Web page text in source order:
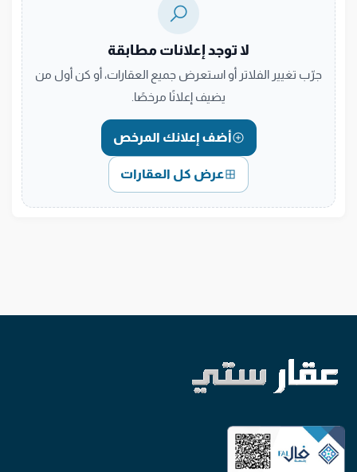
لا توجد إعلانات مطابقة
جرّب تغيير الفلاتر أو استعرض جميع العقارات، أو كن أول من
يضيف إعلانًا مرخصًا.
أضف إعلانك المرخص
عرض كل العقارات